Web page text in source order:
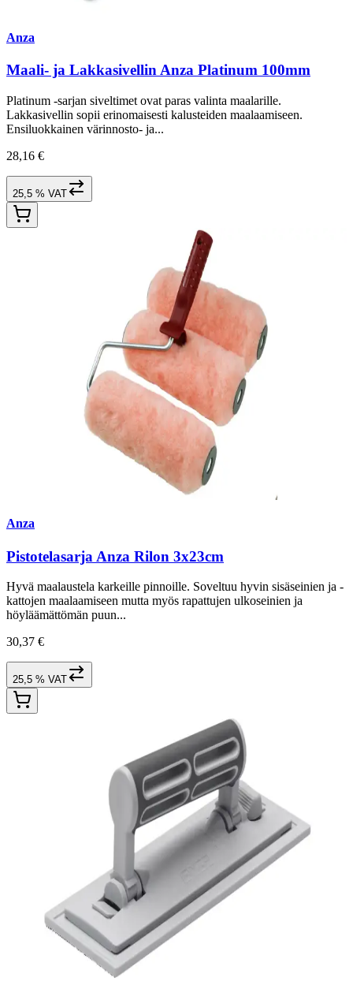
Anza
Maali- ja Lakkasivellin Anza Platinum 100mm
Platinum -sarjan siveltimet ovat paras valinta maalarille.
Lakkasivellin sopii erinomaisesti kalusteiden maalaamiseen.
Ensiluokkainen värinnosto- ja...
28,16 €
25,5 % VAT
Anza
Pistotelasarja Anza Rilon 3x23cm
Hyvä maalaustela karkeille pinnoille. Soveltuu hyvin sisäseinien ja -
kattojen maalaamiseen mutta myös rapattujen ulkoseinien ja
höyläämättömän puun...
30,37 €
25,5 % VAT